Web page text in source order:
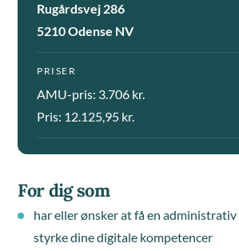
Rugårdsvej 286
5210 Odense NV
PRISER
AMU-pris: 3.706 kr.
Pris: 12.125,95 kr.
For dig som
har eller ønsker at få en
styrke dine digitale kompetencer